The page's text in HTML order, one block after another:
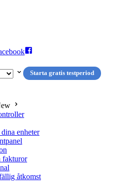
Starta gratis testperiod
enheter
fakturor
åtkomst